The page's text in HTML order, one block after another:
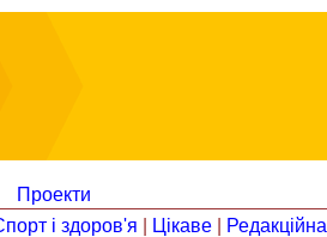
Проекти
і здоров'я Цікаве Редакційна